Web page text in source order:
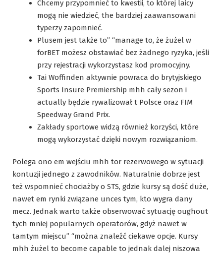
Chcemy przypomnieć to kwestii, to której laicy
mogą nie wiedzieć, the bardziej zaawansowani
typerzy zapomnieć.
Plusem jest także to” “manage to, że żużel w
forBET możesz obstawiać bez żadnego ryzyka, jeśli
przy rejestracji wykorzystasz kod promocyjny.
Tai Woffinden aktywnie powraca do brytyjskiego
Sports Insure Premiership mhh cały sezon i
actually będzie rywalizował t Polsce oraz FIM
Speedway Grand Prix.
Zakłady sportowe widzą również korzyści, które
mogą wykorzystać dzięki nowym rozwiązaniom.
Polega ono em wejściu mhh tor rezerwowego w sytuacji
kontuzji jednego z zawodników. Naturalnie dobrze jest
też wspomnieć chociażby o STS, gdzie kursy są dość duże,
nawet em rynki związane unces tym, kto wygra dany
mecz. Jednak warto także obserwować sytuację oughout
tych mniej popularnych operatorów, gdyż nawet w
tamtym miejscu” “można znaleźć ciekawe opcje. Kursy
mhh żużel to become capable to jednak dalej niszowa